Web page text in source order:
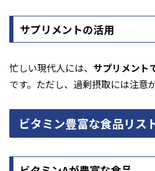
サプリメントの活用
忙しい現代人には、 サプリメント
です。ただし、過剰摂取には注意
ビタミン豊富な食品リス